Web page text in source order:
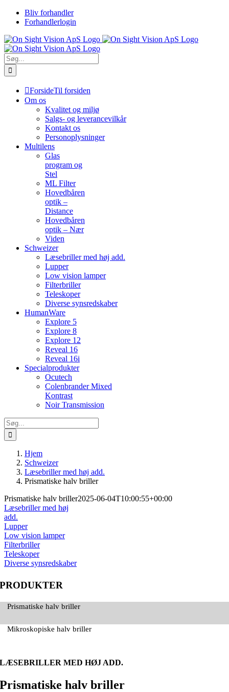
Skip
Bliv forhandler
Forhandlerlogin
Søg
efter:
ForsideTil forsiden
Om os
Kvalitet og miljø
Salgs- og leverancevilkår
Kontakt os
Personoplysninger
Multilens
Glas
program og
Stel
ML Filter
Hovedbåren
optik –
Distance
Hovedbåren
optik – Nær
Viden
Schweizer
Læsebriller med høj add.
Lupper
Low vision lamper
Filterbriller
Teleskoper
Diverse synsredskaber
HumanWare
Explore 5
Explore 8
Explore 12
Reveal 16
Reveal 16i
Specialprodukter
Ocutech
Colenbrander Mixed
Kontrast
Noir Transmission
Søg
efter:
Hjem
Schweizer
Læsebriller med høj add.
Prismatiske halv briller
Prismatiske halv briller2025-06-04T10:00:55+00:00
Læsebriller med høj
add.
Lupper
Low vision lamper
Filterbriller
Teleskoper
Diverse synsredskaber
PRODUKTER
Prismatiske halv briller
Mikroskopiske halv briller
LÆSEBRILLER MED HØJ ADD.
Prismatiske halv briller